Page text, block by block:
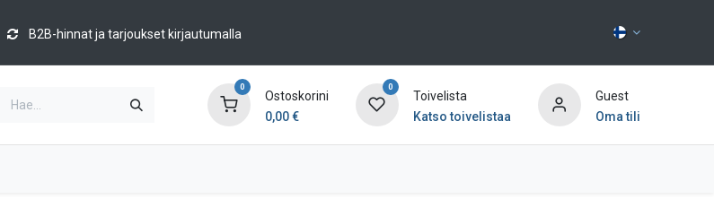
B2B-hinnat ja tarjoukset kirjautumalla
0
Ostoskorini
0,00€
0
Toivelista
Katso toivelistaa
Guest
Oma tili